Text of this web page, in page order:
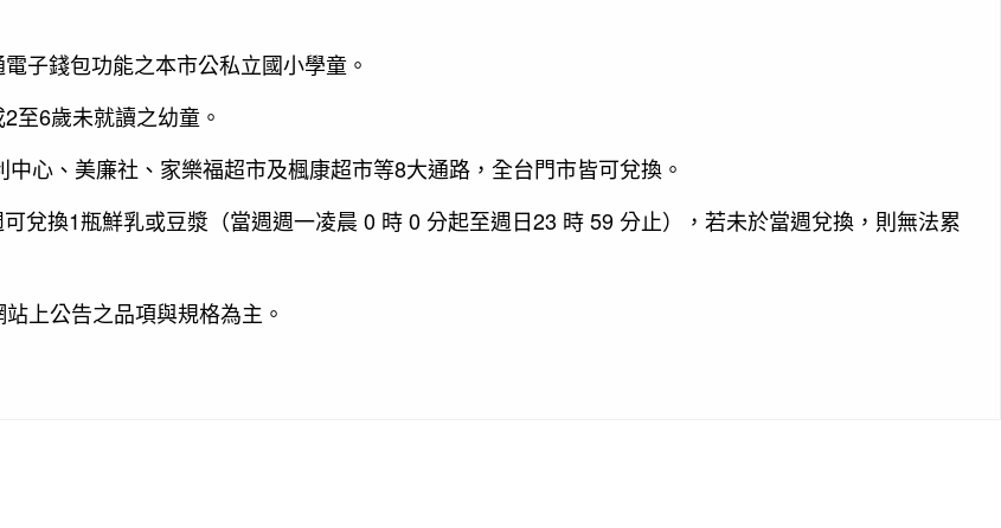
子錢包功能之本市公私立國小學童。
2至6歲未就讀之幼童。
中心、美廉社、家樂福超市及楓康超市等8大通路，全台門市皆可兌換。
兌換1瓶鮮乳或豆漿（當週週一凌晨 0 時 0 分起至週日 23 時 59 分止），若未於當週兌換，則無法累
上公告之品項與規格為主。